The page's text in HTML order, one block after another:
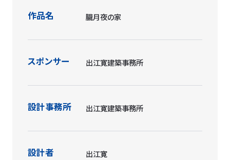
作品名 朧月夜の家
スポンサー 出江寛建築事務所
設計事務所 出江寛建築事務所
設計者 出江寛